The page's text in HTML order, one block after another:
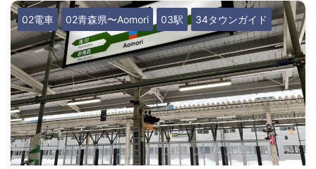
02電車 02青森県〜Aomori 03駅 34タウンガイド